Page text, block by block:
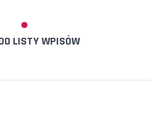
LISTY WPISÓW